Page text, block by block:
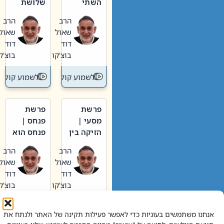
אנחנו משתמשים בעוגיות כדי לאפשר פעילות תקינה של האתר ולנתח את
וערב של
חיינו
הרב
שאול
דוד
בוצ'קו
לשמוע קול תורה – מדרש
האבות
הרב
שאול
דוד
בוצ'קו
לשמוע קול
פרשת
מסעי |
הזיקה בין
הגדול לעם הרב
שאול
דוד
בוצ'קו
לשמוע קול תורה – מדרש
פרשת
פנחס |
פנחס הוא
אליהו: בין
קנאות
הורסת
לקנאות
בונה
הרב
שאול
דוד
בוצ'קו
לשמוע קול